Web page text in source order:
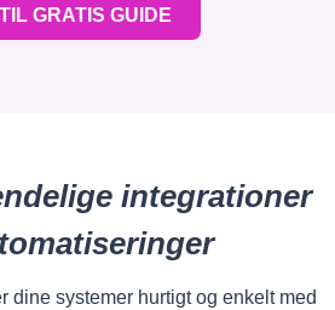
GRATIS GUIDE
integrationer
dine systemer hurtigt og enkelt med